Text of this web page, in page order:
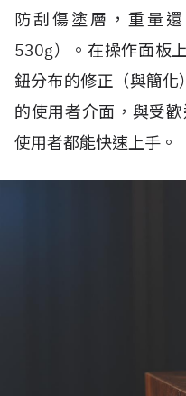
防刮傷塗層，重量
530g）。在操作面板
鈕分布的修正（與簡
的使用者介面，與受
使用者都能快速上手。